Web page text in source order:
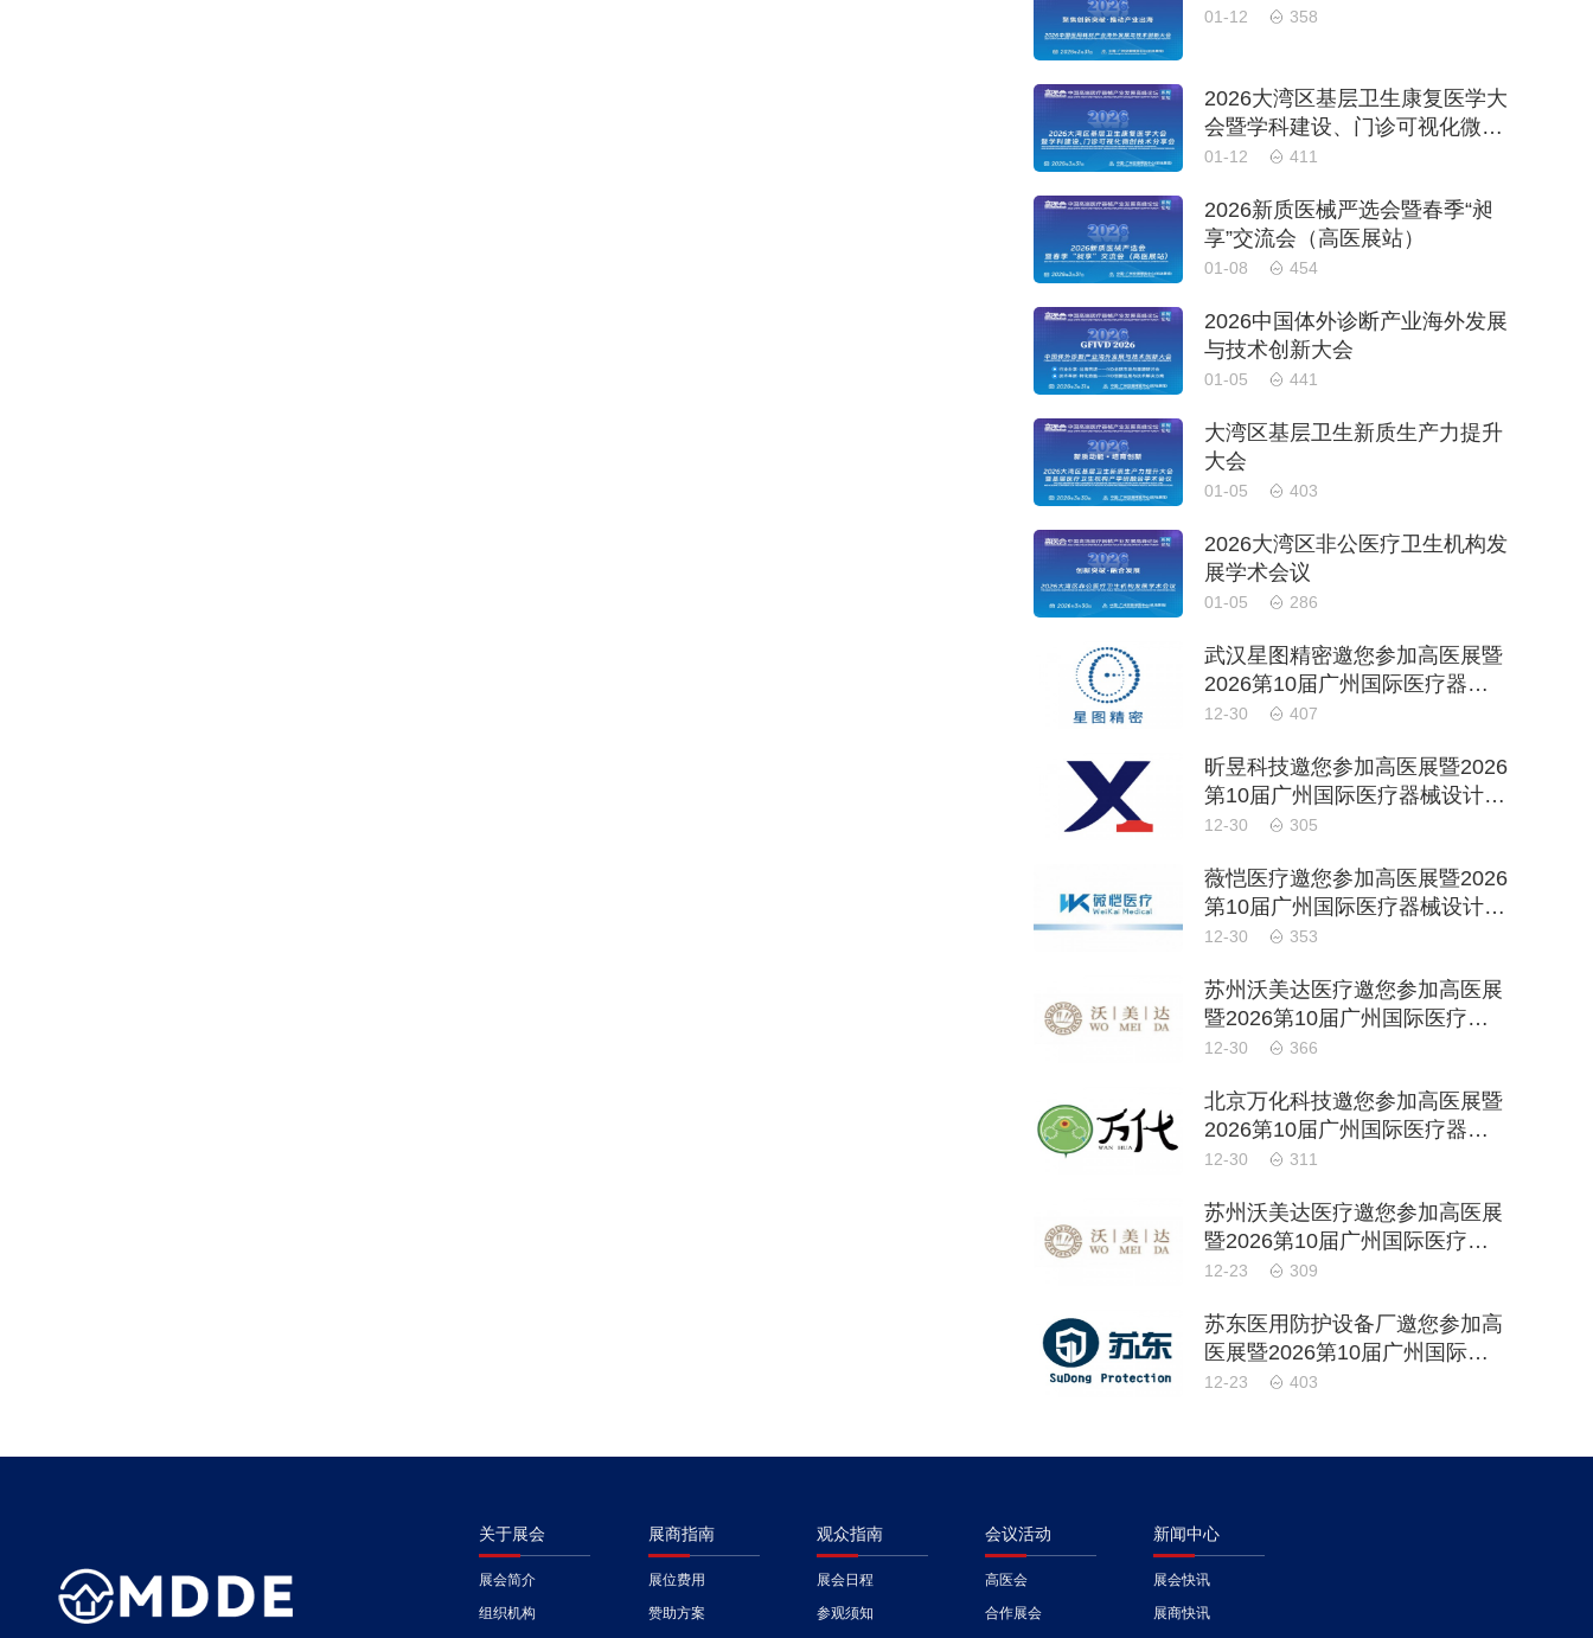
01-12 358
2026大湾区基层卫生康复医学大
会暨学科建设、门诊可视化微创
技术分享会
01-12 411
2026新质医械严选会暨春季“昶
享”交流会（高医展站）
01-08 454
2026中国体外诊断产业海外发展
与技术创新大会
01-05 441
大湾区基层卫生新质生产力提升
大会
01-05 403
2026大湾区非公医疗卫生机构发
展学术会议
01-05 286
武汉星图精密邀您参加高医展暨
2026第10届广州国际医疗器械
设计与制造技术展
12-30 407
昕昱科技邀您参加高医展暨2026
第10届广州国际医疗器械设计与
制造技术展
12-30 305
薇恺医疗邀您参加高医展暨2026
第10届广州国际医疗器械设计与
制造技术展
12-30 353
苏州沃美达医疗邀您参加高医展
暨2026第10届广州国际医疗器
械设计与制造技术展
12-30 366
北京万化科技邀您参加高医展暨
2026第10届广州国际医疗器械
设计与制造技术展
12-30 311
苏州沃美达医疗邀您参加高医展
暨2026第10届广州国际医疗器
械设计与制造技术展
12-23 309
苏东医用防护设备厂邀您参加高
医展暨2026第10届广州国际医
疗器械设计与制造技术展
12-23 403
关于展会
展会简介
组织机构
展商指南
展位费用
赞助方案
观众指南
展会日程
参观须知
会议活动
高医会
合作展会
新闻中心
展会快讯
展商快讯